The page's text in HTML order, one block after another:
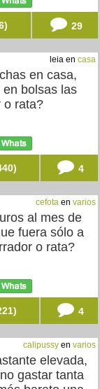
29
leia en casa
en casa,
bolsas las
o rata?
4
cefota en varios
al mes de
fuera sólo a
o rata?
4
calipussy en varios
elevada,
gastar tanta